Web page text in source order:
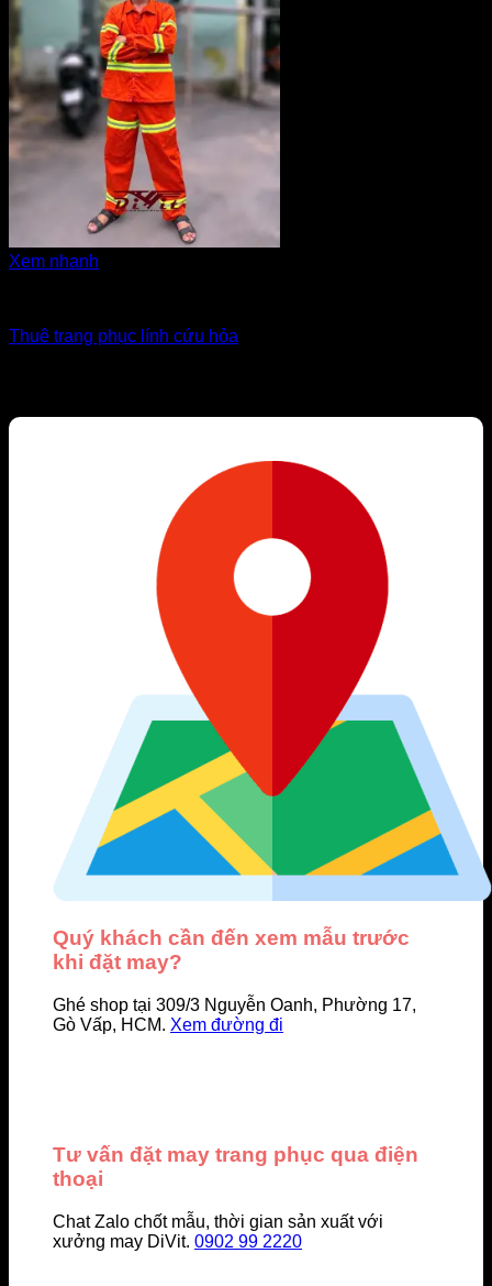
Xem nhanh
Thuê trang phục lính cứu hỏa
Quý khách cần đến xem mẫu trước
khi đặt may?
Ghé shop tại 309/3 Nguyễn Oanh, Phường 17,
Gò Vấp, HCM. Xem đường đi
Tư vấn đặt may trang phục qua điện
thoại
Chat Zalo chốt mẫu, thời gian sản xuất với
xưởng may DiVit. 0902 99 2220